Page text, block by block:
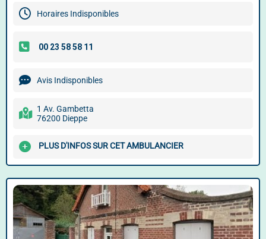
Horaires Indisponibles
Avis Indisponibles
1 Av. Gambetta
76200 Dieppe
PLUS D'INFOS SUR CET AMBULANCIER